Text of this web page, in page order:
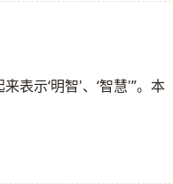
表示‘明智'、‘智慧'”。本